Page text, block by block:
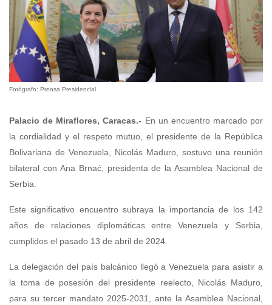
Fotógrafo: Prensa Presidencial
Palacio de Miraflores, Caracas.- En un encuentro marcado por
la cordialidad y el respeto mutuo, el presidente de la República
Bolivariana de Venezuela, Nicolás Maduro, sostuvo una reunión
bilateral con Ana Brnać, presidenta de la Asamblea Nacional de
Serbia.
Este significativo encuentro subraya la importancia de los 142
años de relaciones diplomáticas entre Venezuela y Serbia,
cumplidos el pasado 13 de abril de 2024.
La delegación del país balcánico llegó a Venezuela para asistir a
la toma de posesión del presidente reelecto, Nicolás Maduro,
para su tercer mandato 2025-2031, ante la Asamblea Nacional,